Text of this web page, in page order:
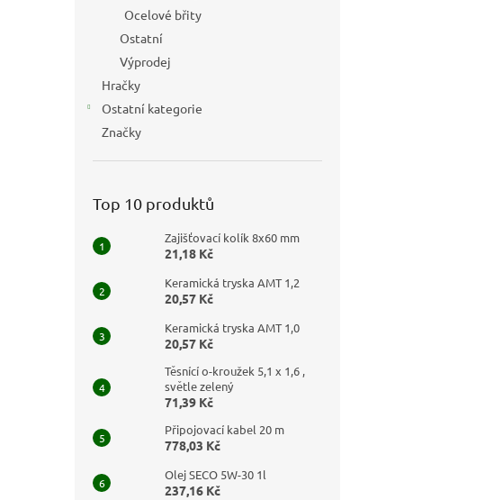
Ocelové břity
Ostatní
Výprodej
Hračky
Ostatní kategorie
Značky
Top 10 produktů
Zajišťovací kolík 8x60 mm
21,18 Kč
Keramická tryska AMT 1,2
20,57 Kč
Keramická tryska AMT 1,0
20,57 Kč
Těsnící o-kroužek 5,1 x 1,6 ,
světle zelený
71,39 Kč
Připojovací kabel 20 m
778,03 Kč
Olej SECO 5W-30 1l
237,16 Kč